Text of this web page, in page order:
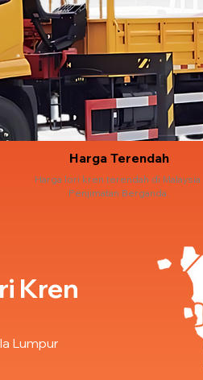
Harga Terendah
Harga lori kren terendah di Malaysia.
Penjimatan Berganda.
Kren
Lumpur